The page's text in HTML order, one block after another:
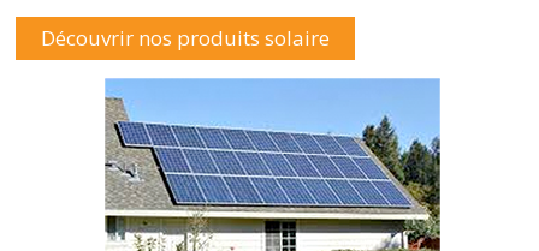
Découvrir nos produits solaire